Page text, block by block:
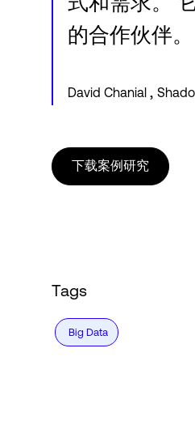
的合作伙伴。
David Chanial ,
下载案例研究
Tags
Big Data